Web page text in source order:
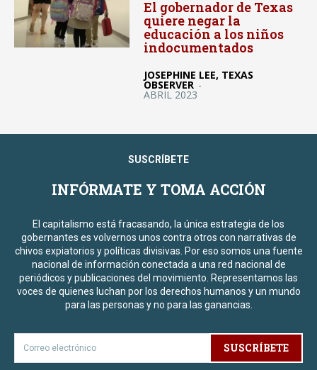
El gobernador de Texas
quiere negar la
educación a los niños
indocumentados
JOSEPHINE LEE, TEXAS
OBSERVER -
ABRIL 2023
SUSCRÍBETE
INFÓRMATE Y TOMA ACCIÓN
El capitalismo está fracasando, la única estrategia de los
gobernantes es volvernos unos contra otros con narrativas de
chivos expiatorios y políticas divisivas. Por eso somos una fuente
nacional de información conectada a una red nacional de
periódicos y publicaciones del movimiento. Representamos las
voces de quienes luchan por los derechos humanos y un mundo
para las personas y no para las ganancias.
SUSCRÍBETE